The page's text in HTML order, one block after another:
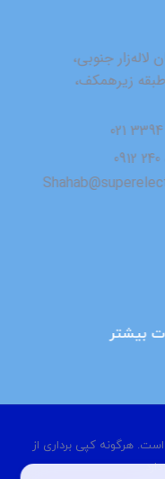
جنوبی،
زیرهمکف،
بیشتر
هرگونه کپی برداری از